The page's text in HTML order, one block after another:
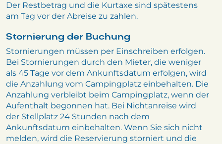
Der Restbetrag und die Kurtaxe sind spätestens
am Tag vor der Abreise zu zahlen.
Stornierung der Buchung
Stornierungen müssen per Einschreiben erfolgen.
Bei Stornierungen durch den Mieter, die weniger
als 45 Tage vor dem Ankunftsdatum erfolgen, wird
die Anzahlung vom Campingplatz einbehalten. Die
Anzahlung verbleibt beim Campingplatz, wenn der
Aufenthalt begonnen hat. Bei Nichtanreise wird
der Stellplatz 24 Stunden nach dem
Ankunftsdatum einbehalten. Wenn Sie sich nicht
melden, wird die Reservierung storniert und die